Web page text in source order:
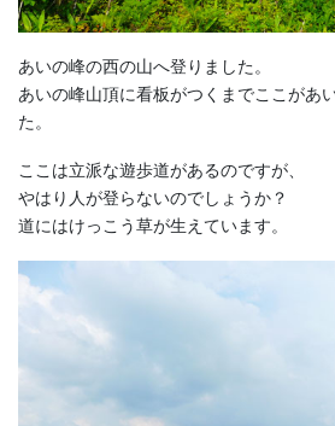
あいの峰の西の山へ登りました。
あいの峰山頂に看板がつくまでここがあ
た。
ここは立派な遊歩道があるのですが、
やはり人が登らないのでしょうか？
道にはけっこう草が生えています。